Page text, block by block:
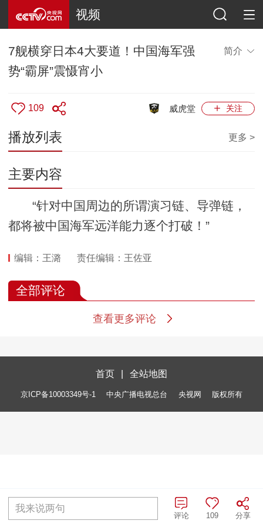
视频
7舰横穿日本4大要道！中国海军强
势“霸屏”震慑宵小
简介
109 关注
威虎堂
播放列表 更多 >
主要内容
“针对中国周边的所谓演习链、导弹链，
都将被中国海军远洋能力逐个打破！”
编辑：王潞 责任编辑：王佐亚
全部评论
查看更多评论
首页 全站地图
京ICP备10003349号-1 中央广播电视总台 央视网 版权所有
我来说两句
分享
109
评论